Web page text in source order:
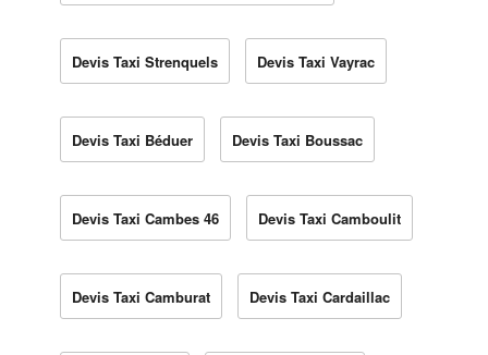
Devis Taxi Strenquels Devis Taxi Vayrac
Devis Taxi Béduer Devis Taxi Boussac
Devis Taxi Cambes 46 Devis Taxi Camboulit
Devis Taxi Camburat Devis Taxi Cardaillac